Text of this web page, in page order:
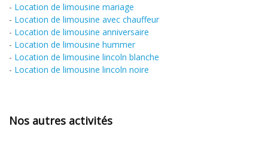
- Location de limousine mariage
- Location de limousine avec chauffeur
- Location de limousine anniversaire
- Location de limousine hummer
- Location de limousine lincoln blanche
- Location de limousine lincoln noire
Nos autres activités